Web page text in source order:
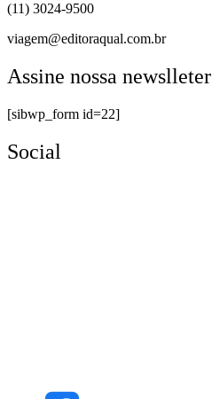
(11) 3024-9500
viagem@editoraqual.com.br
Assine nossa newslleter
[sibwp_form id=22]
Social